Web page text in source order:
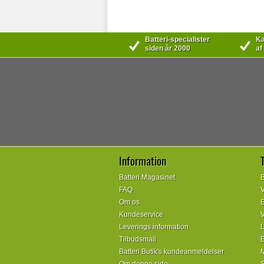
Batteri-specialister
siden år 2000
af
Information
Batteri Magasinet
FAQ
Om os
Kundeservice
Leverings information
Tilbudsmail
Batteri Butik's kundeanmeldelser